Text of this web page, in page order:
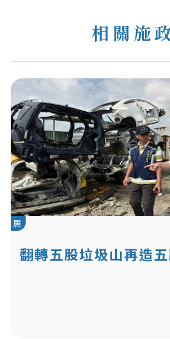
相關施
居
翻轉五股垃圾山再造